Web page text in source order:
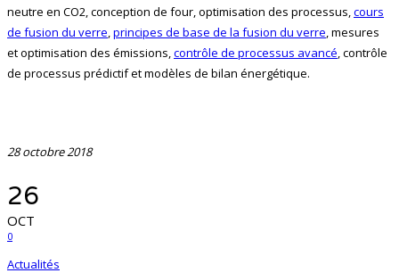
neutre en CO2, conception de four, optimisation des processus, cours
de fusion du verre principes de base de la fusion du verre , mesures
et optimisation des émissions, contrôle de processus avancé , contrôle
de processus prédictif et modèles de bilan énergétique.
28 octobre 2018
26
OCT
0
Actualités